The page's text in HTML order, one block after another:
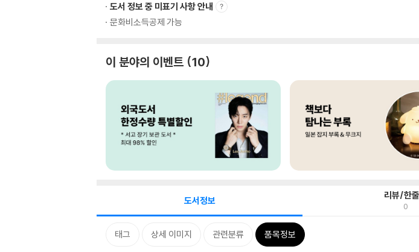
도서 정보 중 미표기 사항 안내
문화비소득공제 가능
이 분야의 이벤트 10
도서정보 리뷰/한
0
태그 상세 이미지 관련분류 품목정보